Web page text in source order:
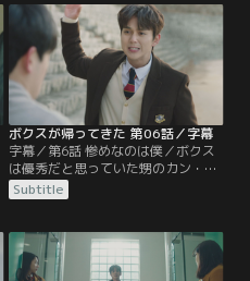
める。それを聞いていたボクスの母
は激怒し、パク先生を追い出してし
まう！
ボクスが帰ってきた 第06話／字幕
字幕／第6話 惨めなのは僕／ボクス
は優秀だと思っていた甥のカン・イ
ノが、実は落ちこぼれで使い走りに
されていると知り激怒。しかしイノ
スに懇願する。そんなイノを放って
おけないボクスは、自ら使い走りに
なると宣言！
Subtitle